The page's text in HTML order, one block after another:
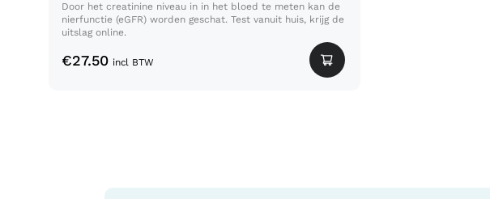
Door het creatinine niveau in in het bloed te meten kan de
nierfunctie (eGFR) worden geschat. Test vanuit huis, krijg de
uitslag online.
€27.50 incl BTW